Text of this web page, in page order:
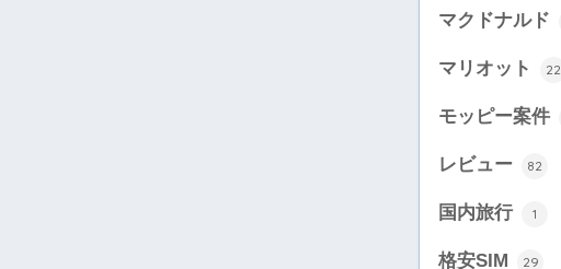
マクドナルド
マリオット 22
モッピー案件
レビュー 82
国内旅行 1
格安SIM 29